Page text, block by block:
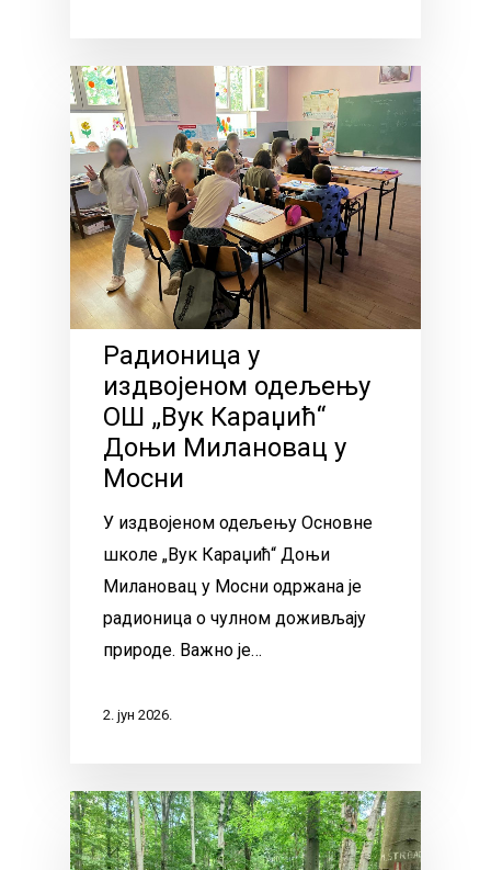
Радионица у
издвојеном одељењу
ОШ „Вук Караџић“
Доњи Милановац у
Мосни
У издвојеном одељењу Основне
школе „Вук Караџић“ Доњи
Милановац у Мосни одржана је
радионица о чулном доживљају
природе. Важно је…
2. јун 2026.